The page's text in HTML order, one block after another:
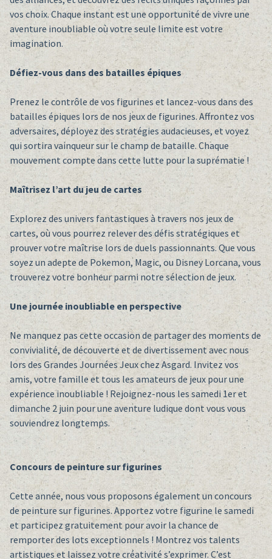
vos choix. Chaque instant est une opportunité de vivre une
aventure inoubliable où votre seule limite est votre
imagination.
Défiez-vous dans des batailles épiques
Prenez le contrôle de vos figurines et lancez-vous dans des
batailles épiques lors de nos jeux de figurines. Affrontez vos
adversaires, déployez des stratégies audacieuses, et voyez
qui sortira vainqueur sur le champ de bataille. Chaque
mouvement compte dans cette lutte pour la suprématie !
Maîtrisez l’art du jeu de cartes
Explorez des univers fantastiques à travers nos jeux de
cartes, où vous pourrez relever des défis stratégiques et
prouver votre maîtrise lors de duels passionnants. Que vous
soyez un adepte de Pokemon, Magic, ou Disney Lorcana, vous
trouverez votre bonheur parmi notre sélection de jeux.
Une journée inoubliable en perspective
Ne manquez pas cette occasion de partager des moments de
convivialité, de découverte et de divertissement avec nous
lors des Grandes Journées Jeux chez Asgard. Invitez vos
amis, votre famille et tous les amateurs de jeux pour une
expérience inoubliable ! Rejoignez-nous les samedi 1er et
dimanche 2 juin pour une aventure ludique dont vous vous
souviendrez longtemps.
Concours de peinture sur figurines
Cette année, nous vous proposons également un concours
de peinture sur figurines. Apportez votre figurine le samedi
et participez gratuitement pour avoir la chance de
remporter des lots exceptionnels ! Montrez vos talents
artistiques et laissez votre créativité s’exprimer. C’est